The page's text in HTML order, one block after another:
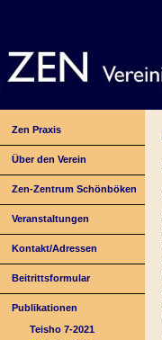
Zen Praxis
Über den Verein
Zen-Zentrum Schönböken
Veranstaltungen
Kontakt/Adressen
Beitrittsformular
Publikationen
Teisho 7-2021